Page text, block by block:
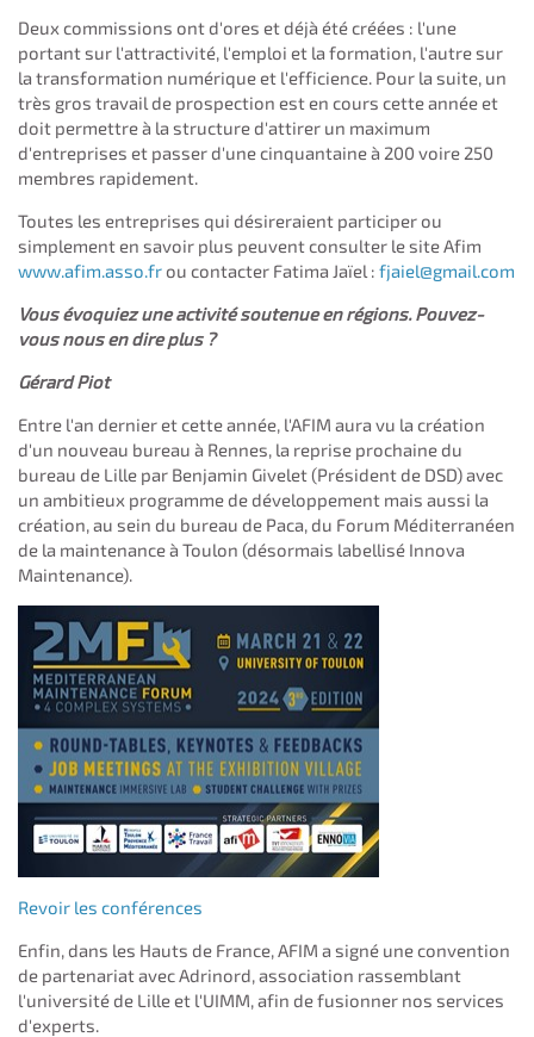
Deux commissions ont d'ores et déjà été créées : l'une
portant sur l'attractivité, l'emploi et la formation, l'autre sur
la transformation numérique et l'efficience. Pour la suite, un
très gros travail de prospection est en cours cette année et
doit permettre à la structure d'attirer un maximum
d'entreprises et passer d'une cinquantaine à 200 voire 250
membres rapidement.
Toutes les entreprises qui désireraient participer ou
simplement en savoir plus peuvent consulter le site Afim
www.afim.asso.frou contacter Fatima Jaïel : fjaiel@gmail.com
Vous évoquiez une activité soutenue en régions. Pouvez-
vous nous en dire plus ?
Gérard Piot
Entre l'an dernier et cette année, l'AFIM aura vu la création
d'un nouveau bureau à Rennes, la reprise prochaine du
bureau de Lille par Benjamin Givelet (Président de DSD) avec
un ambitieux programme de développement mais aussi la
création, au sein du bureau de Paca, du Forum Méditerranéen
de la maintenance à Toulon (désormais labellisé Innova
Maintenance).
Revoir les conférences
Enfin, dans les Hauts de France, AFIM a signé une convention
de partenariat avec Adrinord, association rassemblant
l'université de Lille et l'UIMM, afin de fusionner nos services
d'experts.